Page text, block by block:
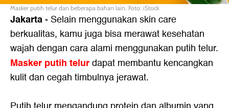
Masker putih telur dan beberapa bahan lain. Foto: iStock
Jakarta- Selain menggunakan skin care
berkualitas, kamu juga bisa merawat kesehatan
wajah dengan cara alami menggunakan putih telur.
Masker putih telurdapat membantu kencangkan
kulit dan cegah timbulnya jerawat.